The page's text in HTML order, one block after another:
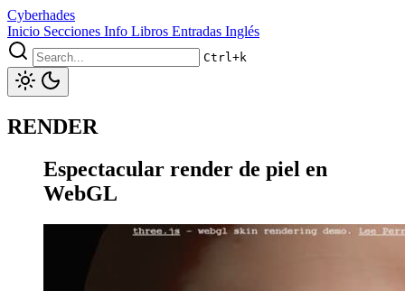
Cyberhades
Inicio Secciones Info Libros Entradas Inglés
Ctrl+k
RENDER
Espectacular render de piel en
WebGL